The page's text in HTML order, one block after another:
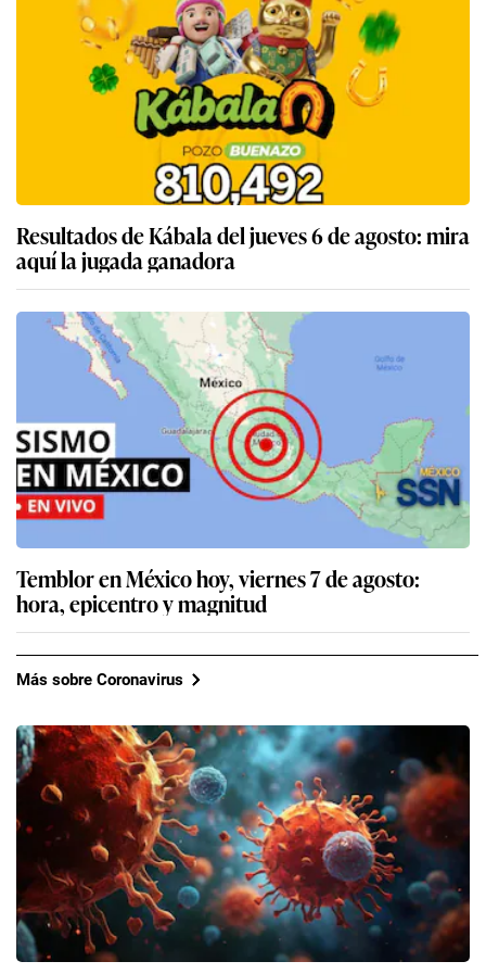
Resultados de Kábala del jueves 6 de agosto: mira
aquí la jugada ganadora
Temblor en México hoy, viernes 7 de agosto:
hora, epicentro y magnitud
Más sobre Coronavirus